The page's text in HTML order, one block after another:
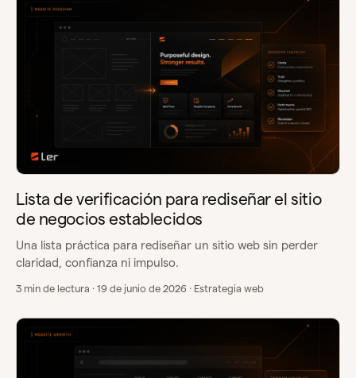
Lista de verificación para rediseñar el sitio
de negocios establecidos
Una lista práctica para rediseñar un sitio web sin perder
claridad, confianza ni impulso.
3 min de lectura · 19 de junio de 2026 · Estrategia web